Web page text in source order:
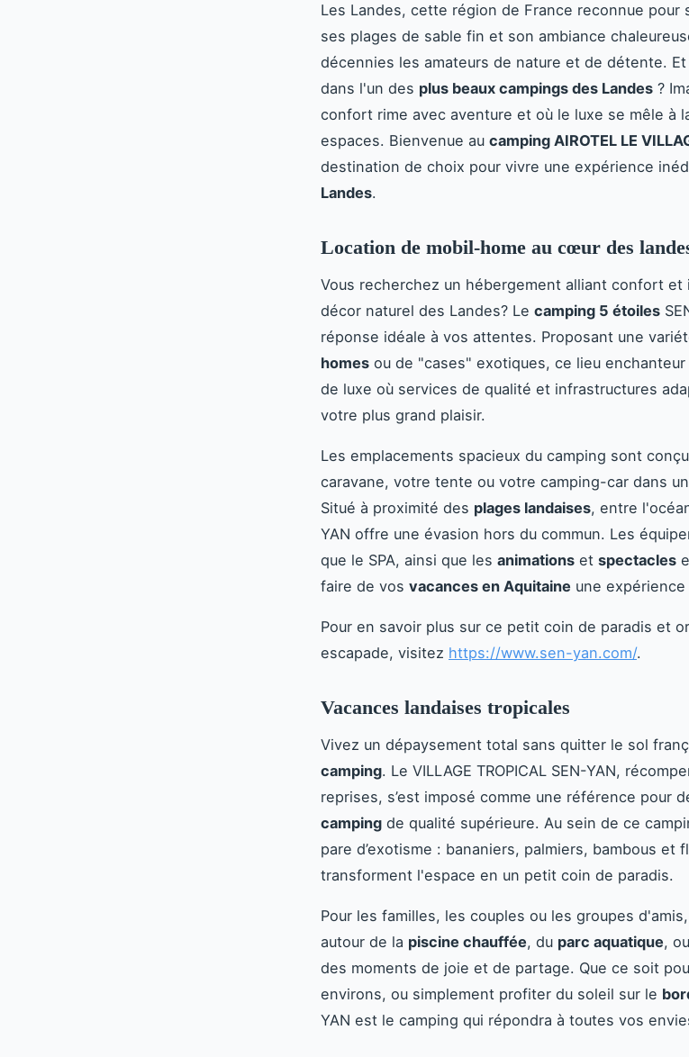
Les Landes, cette région de France reconnue
ses plages de sable fin et son ambiance
décennies les amateurs de nature et de détente.
dans l'un des plus beaux campings des Landes ?
confort rime avec aventure et où le luxe se mêle à
espaces. Bienvenue au camping AIROTEL LE
destination de choix pour vivre une expérience
Landes.
Location de mobil-home au cœur des
Vous recherchez un hébergement alliant confort
décor naturel des Landes? Le camping 5 étoiles
réponse idéale à vos attentes. Proposant une
homes ou de "cases" exotiques, ce lieu
de luxe où services de qualité et infrastructures
votre plus grand plaisir.
Les emplacements spacieux du camping sont
caravane, votre tente ou votre camping-car dans
Situé à proximité des plages landaises, entre
YAN offre une évasion hors du commun. Les
que le SPA, ainsi que les animations et spectacles
faire de vos vacances en Aquitaine une expérience
Pour en savoir plus sur ce petit coin de paradis et
escapade, visitez https://www.sen-yan.com/.
Vacances landaises tropicales
Vivez un dépaysement total sans quitter le sol
camping. Le VILLAGE TROPICAL SEN-YAN,
reprises, s’est imposé comme une référence pour
camping de qualité supérieure. Au sein de ce
pare d’exotisme : bananiers, palmiers, bambous et
transforment l'espace en un petit coin de paradis.
Pour les familles, les couples ou les groupes
autour de la piscine chauffée, du parc aquatique,
des moments de joie et de partage. Que ce soit
environs, ou simplement profiter du soleil sur le
YAN est le camping qui répondra à toutes vos